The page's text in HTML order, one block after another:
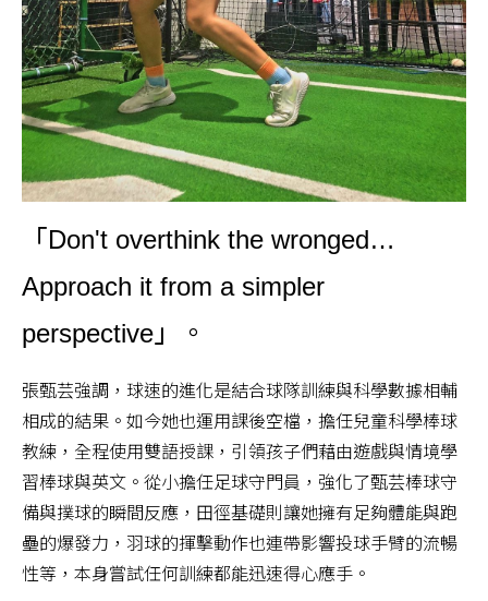
「Don't overthink the wronged…
Approach it from a simpler
perspective」。
張甄芸強調，球速的進化是結合球隊訓練與科學數據相輔
相成的結果。如今她也運用課後空檔，擔任兒童科學棒球
教練，全程使用雙語授課，引領孩子們藉由遊戲與情境學
習棒球與英文。從小擔任足球守門員，強化了甄芸棒球守
備與撲球的瞬間反應，田徑基礎則讓她擁有足夠體能與跑
壘的爆發力，羽球的揮擊動作也連帶影響投球手臂的流暢
性等，本身嘗試任何訓練都能迅速得心應手。